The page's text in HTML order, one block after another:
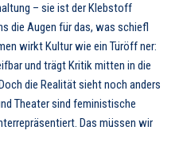
– sie ist der Klebstoff
die Augen für das, was schiefl
wirkt Kultur wie ein Türöff ner:
und trägt Kritik mitten in die
die Realität sieht noch anders
Theater sind feministische
Das müssen wir